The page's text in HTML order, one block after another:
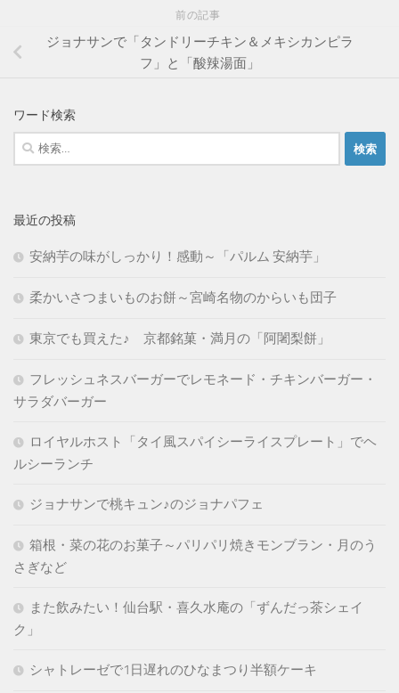
前の記事
ジョナサンで「タンドリーチキン＆メキシカンピラ
フ」と「酸辣湯面」
ワード検索
検
索:
最近の投稿
安納芋の味がしっかり！感動～「パルム 安納芋」
柔かいさつまいものお餅～宮崎名物のからいも団子
東京でも買えた♪ 京都銘菓・満月の「阿闍梨餅」
フレッシュネスバーガーでレモネード・チキンバーガー・
サラダバーガー
ロイヤルホスト「タイ風スパイシーライスプレート」でヘ
ルシーランチ
ジョナサンで桃キュン♪のジョナパフェ
箱根・菜の花のお菓子～パリパリ焼きモンブラン・月のう
さぎなど
また飲みたい！仙台駅・喜久水庵の「ずんだっ茶シェイ
ク」
シャトレーゼで1日遅れのひなまつり半額ケーキ